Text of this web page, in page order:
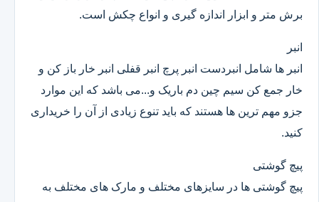
برش متر و ابزار اندازه گیری و انواع چکش است.
انبر
انبر ها شامل انبردست انبر پرچ انبر قفلی انبر خار باز کن و
خار جمع کن سیم چین دم باریک و...می باشد که این موارد
جزو مهم ترین ها هستند که باید تنوع زیادی از آن را خریداری
کنید.
پیچ گوشتی
پیچ گوشتی ها در سایزهای مختلف و مارک های مختلف به